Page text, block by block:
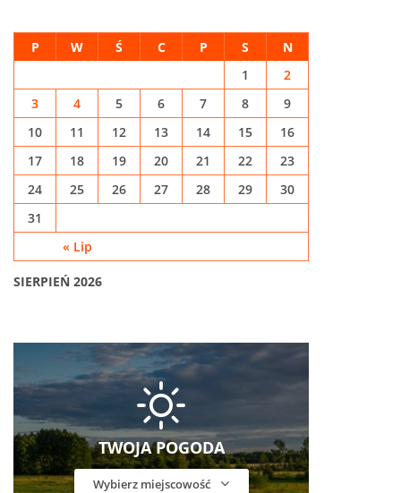
SIERPIEŃ 2026
P W Ś C P S N
« Lip
1
2
3
4 5 6 7 8
9
10
11 12 13 14 15
16
17
18 19 20 21 22
23
24
25 26 27 28 29
30
31
TWOJA POGODA
Wybierz miejscowość